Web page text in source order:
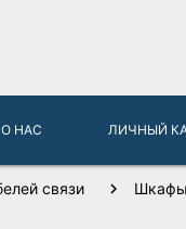
О НАС ЛИЧНЫЙ
связи Шкафы